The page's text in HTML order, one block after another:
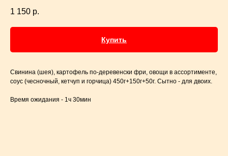
1 150 р.
Купить
Свинина (шея), картофель по-деревенски фри, овощи в ассортименте,
соус (чесночный, кетчуп и горчица) 450г+150г+50г. Сытно - для двоих.
Время ожидания - 1ч 30мин